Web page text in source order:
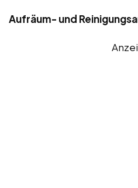
Aufräum- und